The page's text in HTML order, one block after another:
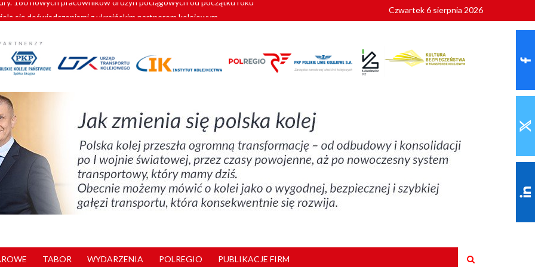
się doświadczeniami z ukraińskim partnerem kolejowym
Vectrony na 230 km/h
pociągi od PESA. Sześć nowoczesnych ELF-ów wyjedzie na tory w 2029 roku
180 nowych pracowników drużyn pociągowych od początku roku
Czwartek 6 sierpnia 2026
TABOR WYDARZENIA POLREGIO PUBLIKACJE FIRM